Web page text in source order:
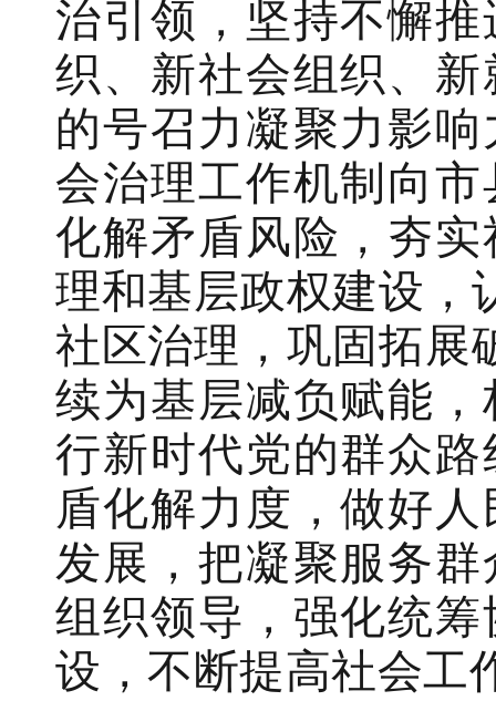
治引领，坚持不懈
织、新社会组织、
的号召力凝聚力影
会治理工作机制向
化解矛盾风险，夯
理和基层政权建设，
社区治理，巩固拓展
续为基层减负赋能
行新时代党的群众
盾化解力度，做好
发展，把凝聚服务
组织领导，强化统
设，不断提高社会工